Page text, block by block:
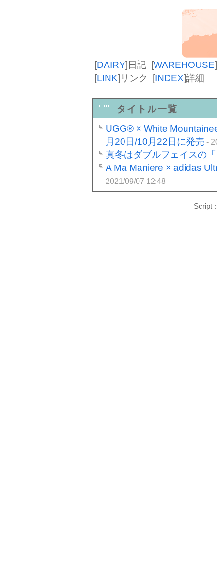
[DAIRY]日記 [WAREHOUSE]
[LINK] リンク [INDEX]詳細
タイトル一覧
UGG® × White
月20日/10月22日に発売 -
真冬はダブルフェイスの
A Ma Maniere × adidas
2021/09/07 12:48
Script